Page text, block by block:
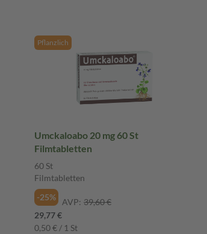
Pflanzlich
Umckaloabo 20 mg 60 St
Filmtabletten
60 St
Filmtabletten
-25%
AVP: 39,60 €
29,77 €
0,50 € / 1 St